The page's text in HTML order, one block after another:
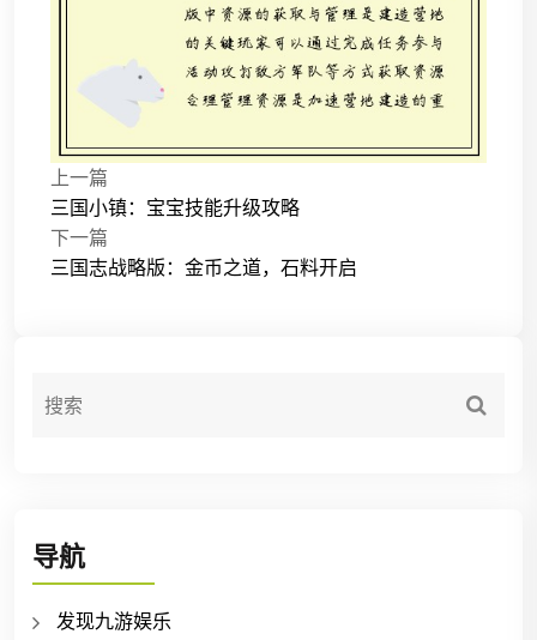
上一篇
三国小镇：宝宝技能升级攻略
下一篇
三国志战略版：金币之道，石料开启
导航
发现九游娱乐